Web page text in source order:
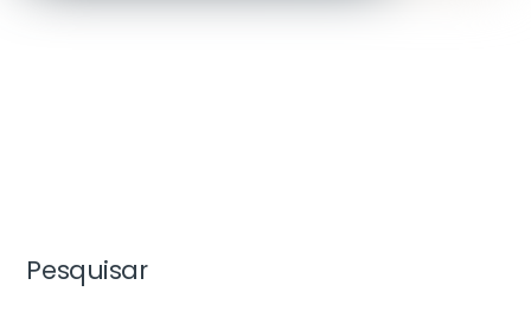
Pesquisar